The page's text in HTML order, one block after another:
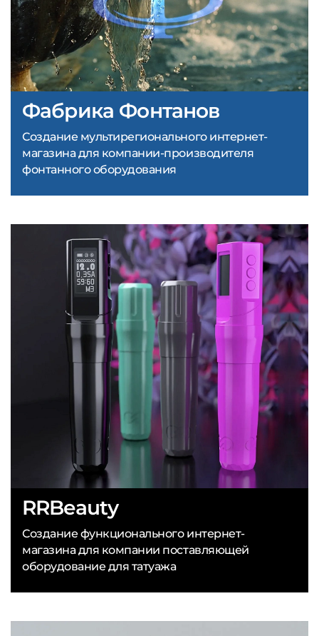
RRBeauty
Создание функционального интернет-
магазина для компании поставляющей
оборудование для татуажа
Фабрика Фонтанов
Создание мультирегионального интернет-
магазина для компании-производителя
фонтанного оборудования